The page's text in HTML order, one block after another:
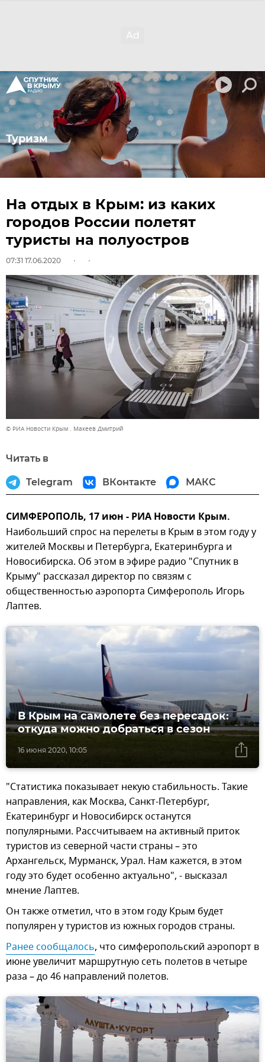
Туризм
На отдых в Крым: из каких
городов России полетят
туристы на полуостров
07:31 17.06.2020
© РИА Новости Крым . Макеев Дмитрий
Читать в
Telegram ВКонтакте МАКС
СИМФЕРОПОЛЬ, 17 июн - РИА Новости Крым.
Наибольший спрос на перелеты в Крым в этом году у
жителей Москвы и Петербурга, Екатеринбурга и
Новосибирска. Об этом в эфире радио "Спутник в
Крыму" рассказал директор по связям с
общественностью аэропорта Симферополь Игорь
Лаптев.
16 июня 2020, 10:05
В Крым на самолете без пересадок:
откуда можно добраться в сезон
"Статистика показывает некую стабильность. Такие
направления, как Москва, Санкт-Петербург,
Екатеринбург и Новосибирск останутся
популярными. Рассчитываем на активный приток
туристов из северной части страны – это
Архангельск, Мурманск, Урал. Нам кажется, в этом
году это будет особенно актуально", - высказал
мнение Лаптев.
Он также отметил, что в этом году Крым будет
популярен у туристов из южных городов страны.
Ранее сообщалось, что симферопольский аэропорт в
июне увеличит маршрутную сеть полетов в четыре
раза – до 46 направлений полетов.